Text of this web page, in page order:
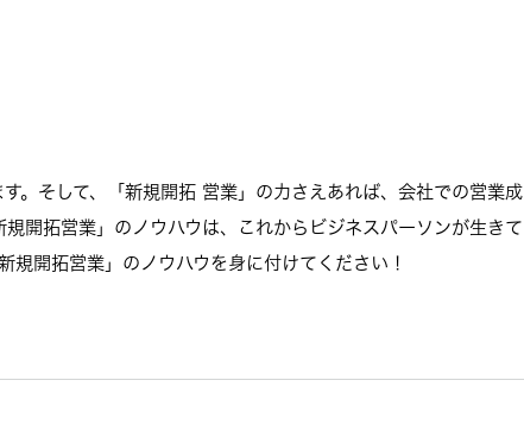
。そして、「新規開拓 営業」の力さえあれば、会社での営業成
開拓営業」のノウハウは、これからビジネスパーソンが生きて
開拓営業」のノウハウを身に付けてください！